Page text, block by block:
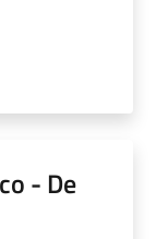
- De